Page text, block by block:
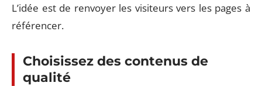
L’idée est de renvoyer les visiteurs vers les pages à
référencer.
Choisissez des contenus de
qualité